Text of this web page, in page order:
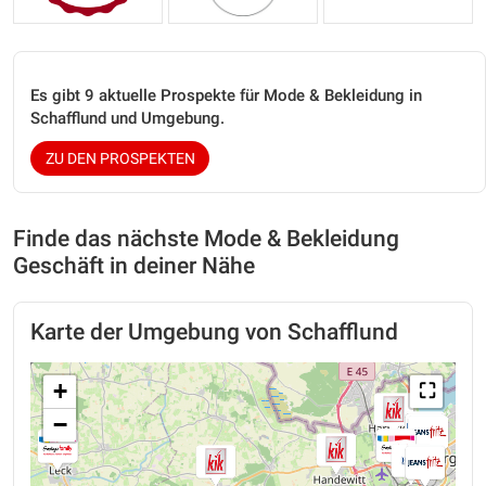
Es gibt 9 aktuelle Prospekte für Mode & Bekleidung in
Schafflund und Umgebung.
ZU DEN PROSPEKTEN
Finde das nächste Mode & Bekleidung
Geschäft in deiner Nähe
Karte der Umgebung von Schafflund
⛶
+
−